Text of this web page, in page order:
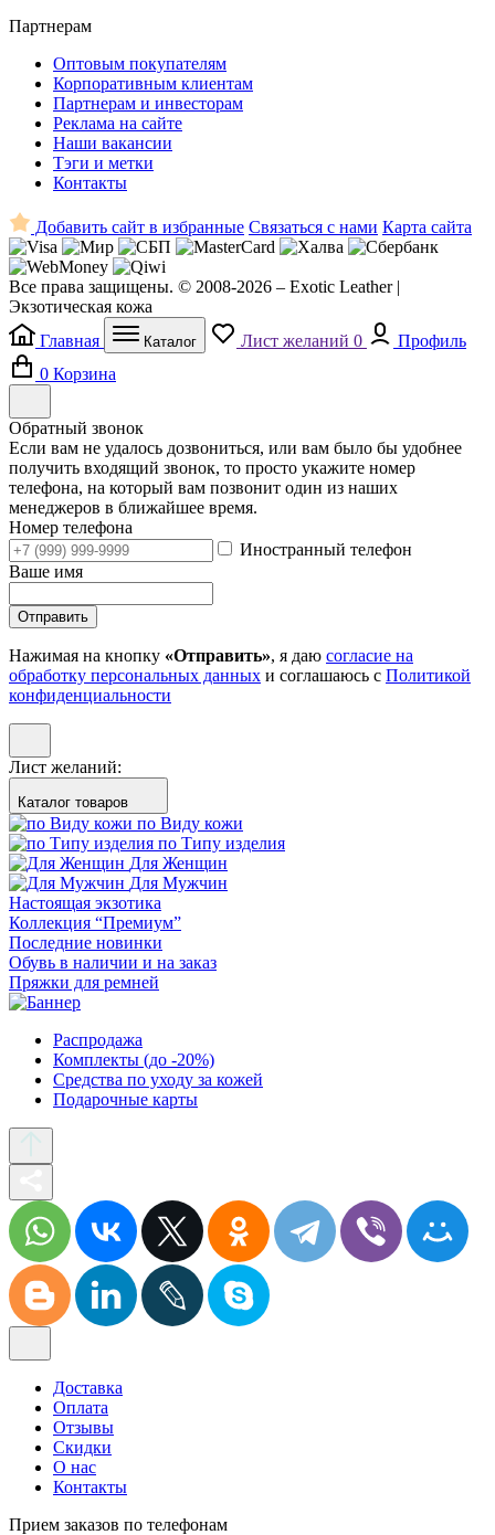
Партнерам
Оптовым покупателям
Корпоративным клиентам
Партнерам и инвесторам
Реклама на сайте
Наши вакансии
Тэги и метки
Контакты
Добавить сайт в избранные Связаться с нами Карта сайта
Все права защищены. © 2008-2026 – Exotic Leather |
Экзотическая кожа
Главная
Каталог Лист желаний 0
Профиль
0 Корзина
Обратный звонок
Если вам не удалось дозвониться, или вам было бы удобнее
получить входящий звонок, то просто укажите номер
телефона, на который вам позвонит один из наших
менеджеров в ближайшее время.
Номер телефона
Иностранный телефон
Ваше имя
Отправить
Нажимая на кнопку «Отправить», я даю согласие на
обработку персональных данных и соглашаюсь с Политикой
конфиденциальности
Лист желаний:
Каталог товаров
по Виду кожи
по Типу изделия
Для Женщин
Для Мужчин
Настоящая экзотика
Коллекция “Премиум”
Последние новинки
Обувь в наличии и на заказ
Пряжки для ремней
Распродажа
Комплекты (до -20%)
Средства по уходу за кожей
Подарочные карты
Доставка
Оплата
Отзывы
Скидки
О нас
Контакты
Прием заказов по телефонам